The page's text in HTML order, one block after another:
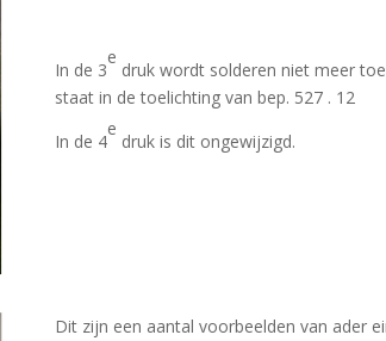
In de 3
e
druk wordt solderen niet meer
staat in de toelichting van bep. 527 . 12
In de 4
e
druk is dit ongewijzigd.
Dit zijn een aantal voorbeelden van ader